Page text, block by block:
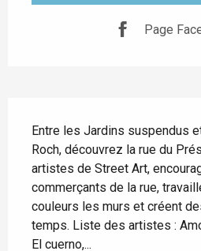
Page
Entre les Jardins suspendus
Roch, découvrez la rue du
artistes de Street Art,
commerçants de la rue,
couleurs les murs et créent
temps. Liste des artistes :
El cuerno,...